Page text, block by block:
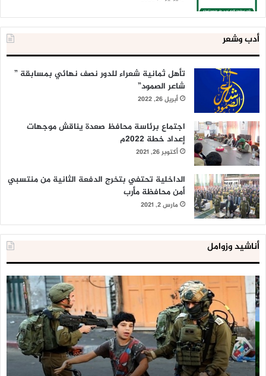
أدب وشعر
تأهل ثمانية شعراء للدور نصف نهائي بمسابقة ”
شاعر الصمود”
أبريل 26, 2022
اجتماع برئاسة محافظ صعدة يناقش موجهات
إعداد خطة 2022م
أكتوبر 26, 2021
الداخلية تحتفي بتخرج الدفعة الثانية من منتسبي
أمن محافظة مأرب
مارس 2, 2021
أناشيد وزوامل
العدو
الإسرائيلي
اعتقل
543
طفلا
فلسطينيا
خلال
2020